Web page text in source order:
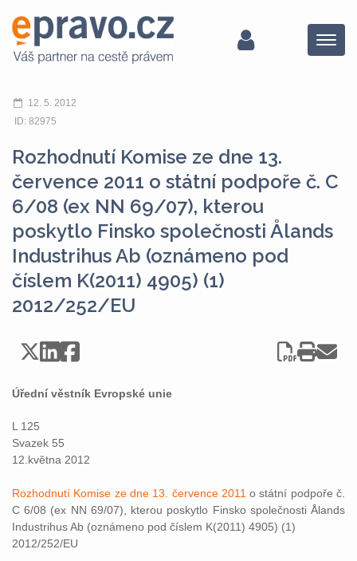
Menu
12. 5. 2012
ID: 82975
Rozhodnutí Komise ze dne 13.
července 2011 o státní podpoře č. C
6/08 (ex NN 69/07), kterou
poskytlo Finsko společnosti Ålands
Industrihus Ab (oznámeno pod
číslem K(2011) 4905) (1)
2012/252/EU
Úřední věstník Evropské unie
L 125
Svazek 55
12.května 2012
Rozhodnutí Komise ze dne 13. července 2011 o státní podpoře č.
C 6/08 (ex NN 69/07), kterou poskytlo Finsko společnosti Ålands
Industrihus Ab (oznámeno pod číslem K(2011) 4905) (1)
2012/252/EU